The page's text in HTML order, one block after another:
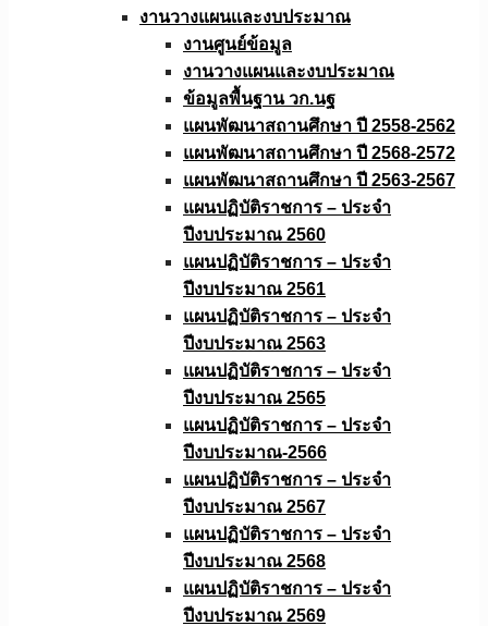
งานวางแผนเเละงบประมาณ
งานศูนย์ข้อมูล
งานวางแผนและงบประมาณ
ข้อมูลพื้นฐาน วก.นฐ
แผนพัฒนาสถานศึกษา ปี 2558-2562
แผนพัฒนาสถานศึกษา ปี 2568-2572
แผนพัฒนาสถานศึกษา ปี 2563-2567
แผนปฏิบัติราชการ – ประจำ
ปีงบประมาณ 2560
แผนปฏิบัติราชการ – ประจำ
ปีงบประมาณ 2561
แผนปฏิบัติราชการ – ประจำ
ปีงบประมาณ 2563
แผนปฏิบัติราชการ – ประจำ
ปีงบประมาณ 2565
แผนปฏิบัติราชการ – ประจำ
ปีงบประมาณ-2566
แผนปฏิบัติราชการ – ประจำ
ปีงบประมาณ 2567
แผนปฏิบัติราชการ – ประจำ
ปีงบประมาณ 2568
แผนปฏิบัติราชการ – ประจำ
ปีงบประมาณ 2569